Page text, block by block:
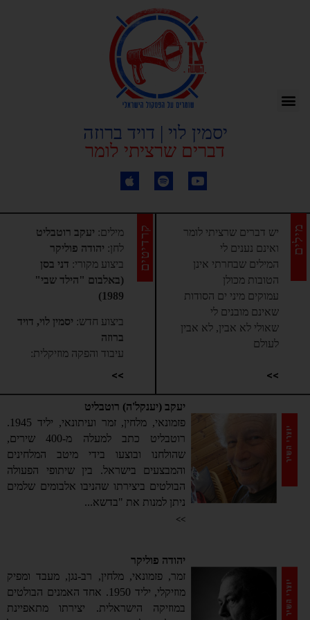
יסמין לוי | דויד ברוזה
דברים שרציתי לומר
מילים קרדיטים
יש דברים שרציתי לומר
ואינם נענים לי
המילים שבחרתי אינן
הטובות מכולן
עמוקים מיני ים הסודות
שאינם מובנים לי
שאולי לא אבין, לא אבין
לעולם
ודאי לא פעם אחת
כל שמחה ששמחתי
כמו ביקשתי דבר, דבר
חלומות שחלמתי והם
ולילות ייסורים לא ספורים
כאובד בדרכי, בדרכי הרעה
>>
מילים: יעקב רוטבליט
לחן: יהודה פוליקר
ביצוע מקורי: דני בסן
(באלבום "הילד שבי"
1989)
ביצוע חדש: יסמין לוי, דויד
ברוזה
עיבוד והפקה מוזיקלית:
גיטרה:דויד ברוזה
גיטרות:אריאל טוכמן
בס:מיכאל פרוסט
פסנתר קלידים ותכנותים:
אורי אבני
מיקס ומאסטרינג: רונן הלל
הוקלט באולפני
Vibromonk ע"י דני שצקי
ורצברגר מלין
מדיה דיגיטלית דויד ברוזה:
דייס מרקטינג
>>
יעקב (יענקל'ה) רוטבליט
פזמונאי, מלחין, זמר ועיתונאי, יליד 1945.
רוטבליט כתב למעלה מ-400 שירים,
שהולחנו ובוצעו בידי מיטב המלחינים
והמבצעים בישראל. בין שיתופי הפעולה
הבולטים ביצירתו שהניבו אלבומים שלמים
ניתן למנות את "בדשא...
>>
יהודה פוליקר
זמר, פזמונאי, מלחין, רב-נגן, מעבד ומפיק
מוזיקלי, יליד 1950. אחד האמנים הבולטים
במוזיקה הישראלית. יצירתו מתאפיינת